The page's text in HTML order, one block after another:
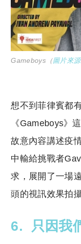
Gameboys（圖片來源
想不到菲律賓都
《Gameboys》
故意內容講述疫
中輸給挑戰者
求，展開了一場
頭的視訊效果拍攝
6. 只因我